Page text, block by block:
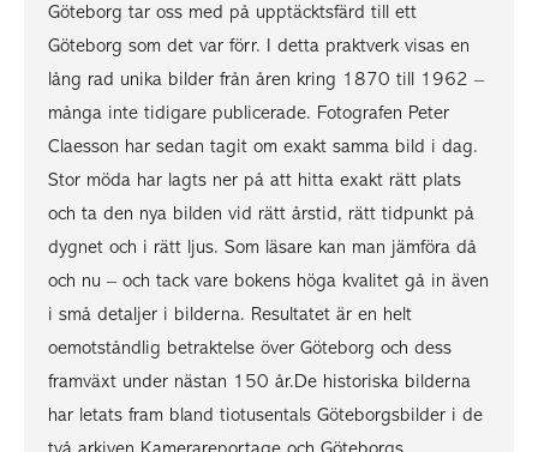
Göteborg tar oss med på upptäcktsfärd till ett
Göteborg som det var förr. I detta praktverk visas en
lång rad unika bilder från åren kring 1870 till 1962 –
många inte tidigare publicerade. Fotografen Peter
Claesson har sedan tagit om exakt samma bild i dag.
Stor möda har lagts ner på att hitta exakt rätt plats
och ta den nya bilden vid rätt årstid, rätt tidpunkt på
dygnet och i rätt ljus. Som läsare kan man jämföra då
och nu – och tack vare bokens höga kvalitet gå in även
i små detaljer i bilderna. Resultatet är en helt
oemotståndlig betraktelse över Göteborg och dess
framväxt under nästan 150 år.De historiska bilderna
har letats fram bland tiotusentals Göteborgsbilder i de